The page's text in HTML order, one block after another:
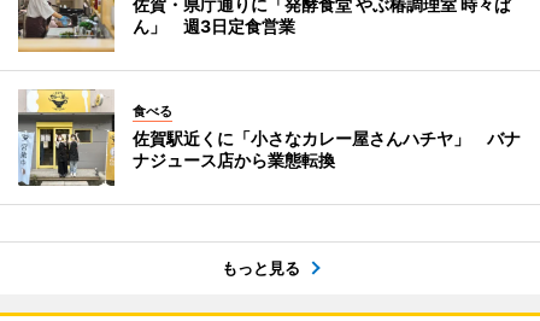
佐賀・県庁通りに「発酵食堂 やぶ椿調理室 時々ぱ
ん」 週3日定食営業
食べる
佐賀駅近くに「小さなカレー屋さんハチヤ」 バナ
ナジュース店から業態転換
もっと見る